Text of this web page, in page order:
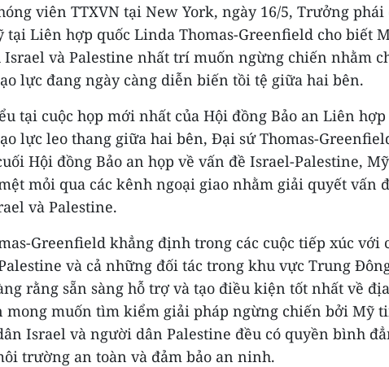
viên TTXVN tại New York, ngày 16/5, Trưởng
tại Liên hợp quốc Linda Thomas-Greenfield cho biết
và Palestine nhất trí muốn ngừng chiến nhằm
lực đang ngày càng diễn biến tồi tệ giữa hai bên.
tại cuộc họp mới nhất của Hội đồng Bảo an Liên
lực leo thang giữa hai bên, Đại sứ Thomas-
Hội đồng Bảo an họp về vấn đề Israel-Palestine,
mỏi qua các kênh ngoại giao nhằm giải quyết vấn
và Palestine.
Greenfield khẳng định trong các cuộc tiếp xúc với
và cả những đối tác trong khu vực Trung
rằng sẵn sàng hỗ trợ và tạo điều kiện tốt nhất về
mong muốn tìm kiểm giải pháp ngừng chiến bởi Mỹ
Israel và người dân Palestine đều có quyền bình
trường an toàn và đảm bảo an ninh.